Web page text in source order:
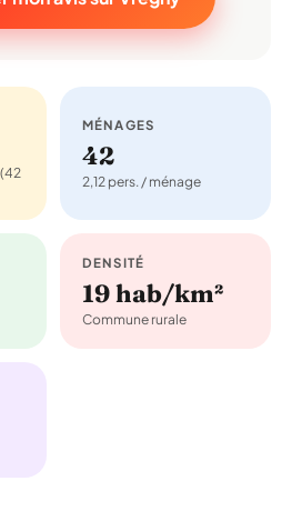
MÉNAGES
42
2,12 pers. / ménage
DENSITÉ
19 hab/km²
Commune rurale